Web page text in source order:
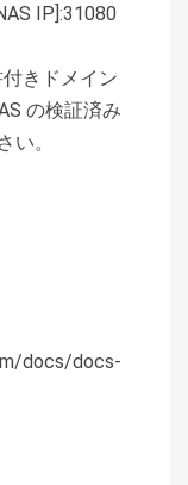
IP]:31080
きドメイン
の検証済み
い。
docs/docs-